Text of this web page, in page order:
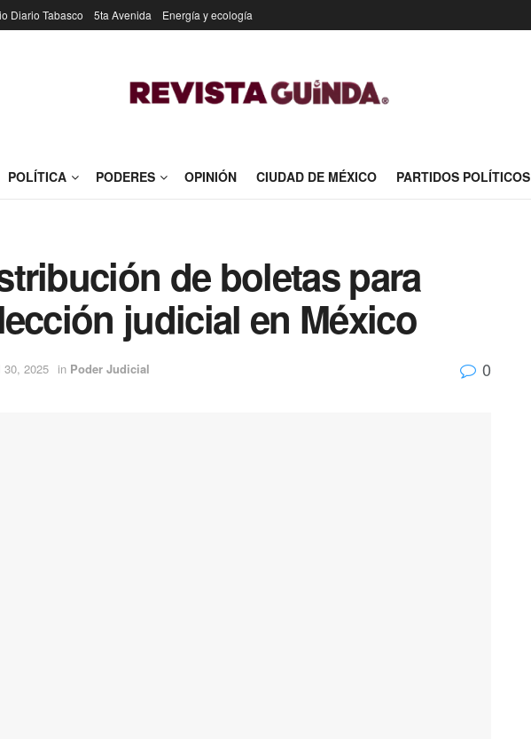
Diario Tabasco 5ta Avenida Energía y ecología
POLÍTICA PODERES OPINIÓN CIUDAD DE MÉXICO PARTIDOS POLÍTICOS
de boletas para
judicial en México
30, 2025 in Poder Judicial 0